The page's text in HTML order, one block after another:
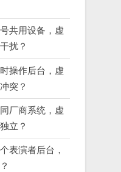
共用设备，虚
扰？
操作后台，虚
突？
厂商系统，虚
立？
表演者后台，